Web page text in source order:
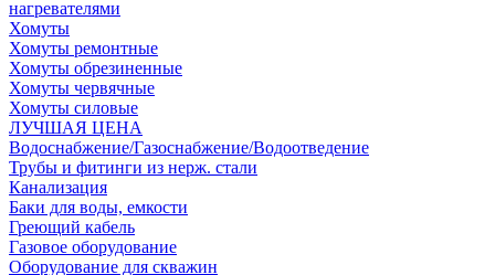
нагревателями
Хомуты
Хомуты ремонтные
Хомуты обрезиненные
Хомуты червячные
Хомуты силовые
ЛУЧШАЯ ЦЕНА
Водоснабжение/Газоснабжение/Водоотведение
Трубы и фитинги из нерж. стали
Канализация
Баки для воды, емкости
Греющий кабель
Газовое оборудование
Оборудование для скважин